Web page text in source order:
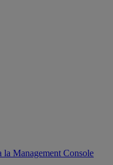
Management Console